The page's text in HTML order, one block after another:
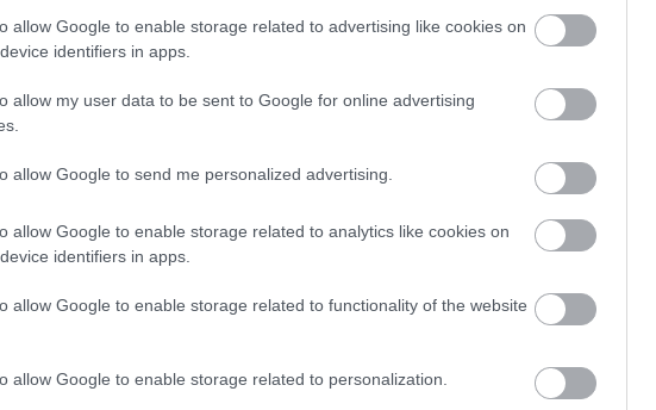
allow Google to enable storage related to advertising like cookies on
identifiers in apps.
allow my user data to be sent to Google for online advertising
allow Google to send me personalized advertising.
allow Google to enable storage related to analytics like cookies on
identifiers in apps.
allow Google to enable storage related to functionality of the website
allow Google to enable storage related to personalization.
Άσκηση θάρρους
Βαθμολογήθηκε με0από 5
και δίνει στον κάθε ένα από τους υπόλοιπους από έναν αριθμό. Στη
Γνωριμίας
Βαθμολογήθηκε με
με βάση κάποιο κριτήριο, π.χ. κατά σειρά ύψους η σύμφωνα με το χρώμα των